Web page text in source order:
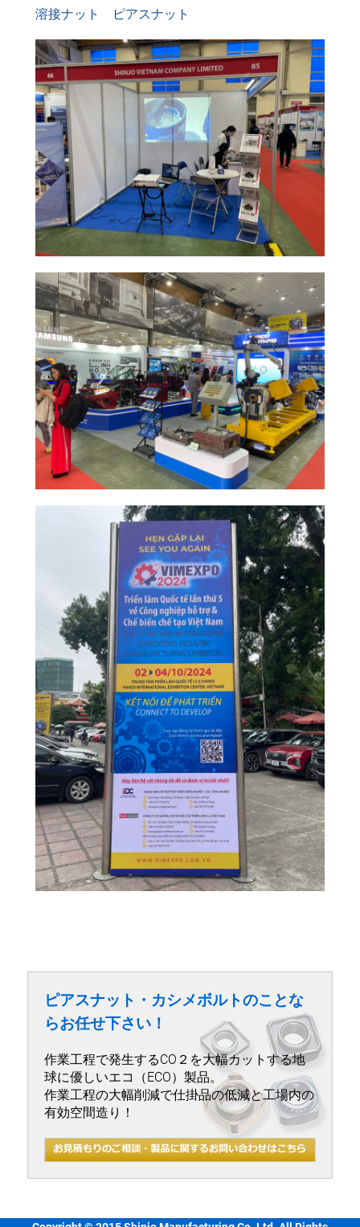
溶接ナット ピアスナット
ピアスナット・カシメボルトのことな
らお任せ下さい！
作業工程で発生するCO２を大幅カットする地
球に優しいエコ（ECO）製品。
作業工程の大幅削減で仕掛品の低減と工場内の
有効空間造り！